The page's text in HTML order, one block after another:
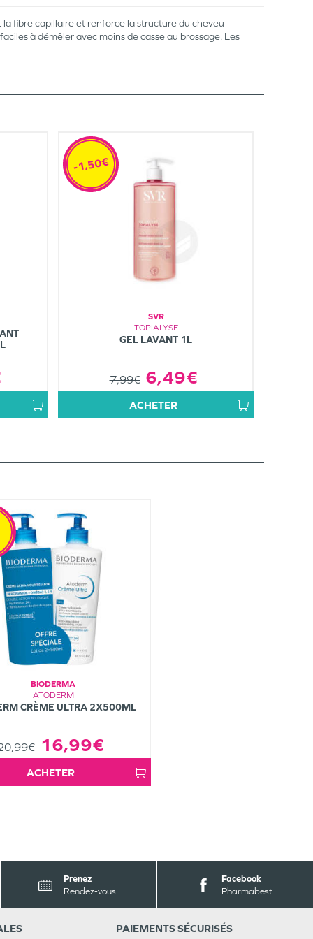
fibre capillaire et renforce la structure du cheveu
à démêler avec moins de casse au brossage. Les
SVR
TOPIALYSE
GEL LAVANT 1L
7,99€ 6,49€
-1,50€
ACHETER
BIODERMA
ATODERM
CRÈME ULTRA 2X500ML
16,99€
ACHETER
Prenez
Rendez-vous
Facebook
Pharmabest
PAIEMENTS SÉCURISÉS